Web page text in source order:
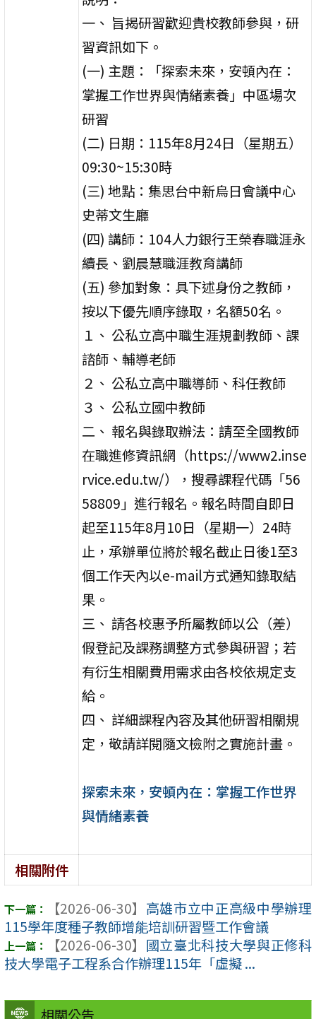
相關公告
一、 旨揭研習歡迎貴校教師參與，研
習資訊如下。
(一) 主題：「探索未來，安頓內在：
掌握工作世界與情緒素養」中區場次
研習
(二) 日期：115年8月24日（星期五）
09:30~15:30時
(三) 地點：集思台中新烏日會議中心
史蒂文生廳
(四) 講師：104人力銀行王榮春職涯永
續長、劉晨慧職涯教育講師
(五) 參加對象：具下述身份之教師，
按以下優先順序錄取，名額50名。
１、 公私立高中職生涯規劃教師、課
諮師、輔導老師
２、 公私立高中職導師、科任教師
３、 公私立國中教師
二、 報名與錄取辦法：請至全國教師
在職進修資訊網（https://www2.inse
rvice.edu.tw/），搜尋課程代碼「56
58809」進行報名。報名時間自即日
起至115年8月10日（星期一）24時
止，承辦單位將於報名截止日後1至3
個工作天內以e-mail方式通知錄取結
果。
三、 請各校惠予所屬教師以公（差）
假登記及課務調整方式參與研習；若
有衍生相關費用需求由各校依規定支
給。
四、 詳細課程內容及其他研習相關規
定，敬請詳閱隨文檢附之實施計畫。
探索未來，安頓內在：掌握工作世界
與情緒素養
相關附件
【2026-06-30】 高雄市立中正高級中學辦理
115學年度種子教師增能培訓研習暨工作會議
【2026-06-30】 國立臺北科技大學與正修科
技大學電子工程系合作辦理115年「虛擬 ...